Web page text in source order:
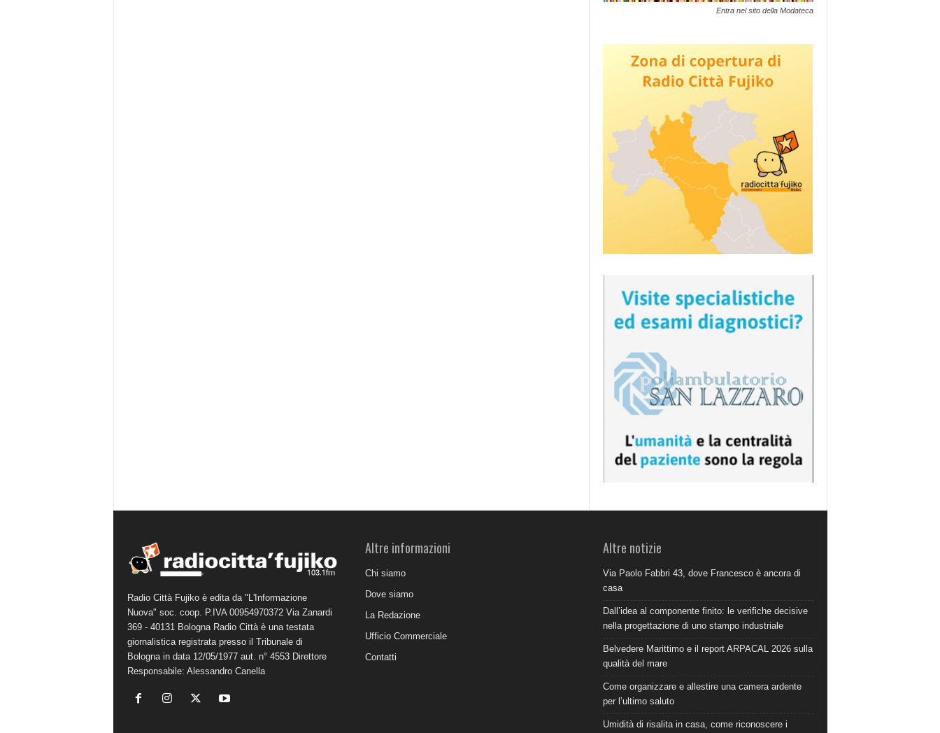
Entra nel sito della Modateca
Radio Città Fujiko è edita da "L'Informazione
Nuova" soc. coop. P.IVA 00954970372 Via Zanardi
369 - 40131 Bologna Radio Città è una testata
giornalistica registrata presso il Tribunale di
Bologna in data 12/05/1977 aut. n° 4553 Direttore
Responsabile: Alessandro Canella
Altre informazioni
Chi siamo
Dove siamo
La Redazione
Ufficio Commerciale
Contatti
Altre notizie
Via Paolo Fabbri 43, dove Francesco è ancora di
casa
Dall’idea al componente finito: le verifiche decisive
nella progettazione di uno stampo industriale
Belvedere Marittimo e il report ARPACAL 2026 sulla
qualità del mare
Come organizzare e allestire una camera ardente
per l’ultimo saluto
Umidità di risalita in casa, come riconoscere i